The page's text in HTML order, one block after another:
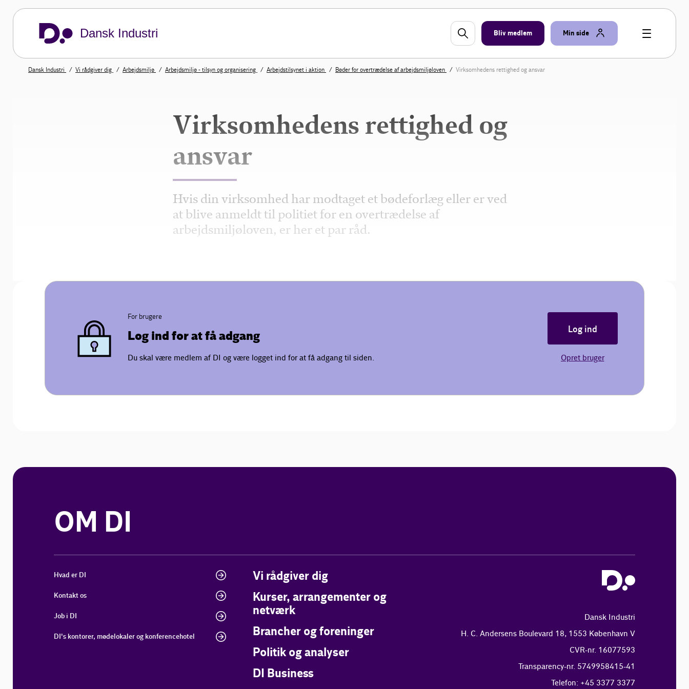
Dansk Industri Bliv medlem Min side
Dansk Industri Vi rådgiver dig Arbejdsmiljø Arbejdsmiljø - tilsyn og organisering Arbejdstilsynet i aktion Bøder for overtrædelse af arbejdsmiljøloven Virksomhedens rettighed og ansvar
Virksomhedens rettighed og
ansvar
Hvis din virksomhed har modtaget et bødeforlæg eller er ved
at blive anmeldt til politiet for en overtrædelse af
arbejdsmiljøloven, er her et par råd.
For brugere
Log ind for at få adgang
Du skal være medlem af DI og være logget ind for at få adgang til siden.
Log ind
Opret bruger
OM DI
Hvad er DI
Kontakt os
Job i DI
DI's kontorer, mødelokaler og konferencehotel
Vi rådgiver dig
Kurser, arrangementer og
netværk
Brancher og foreninger
Politik og analyser
DI Business
Dansk Industri
H. C. Andersens Boulevard 18, 1553 København V
CVR-nr. 16077593
Transparency-nr. 5749958415-41
Telefon: +45 3377 3377